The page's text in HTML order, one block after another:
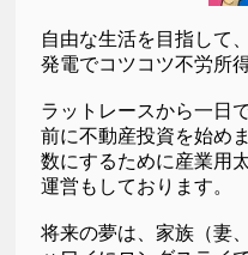
自由な生活を目指して
発電でコツコツ不労所
ラットレースから一日
前に不動産投資を始め
数にするために産業用
運営もしております。
将来の夢は、家族（妻